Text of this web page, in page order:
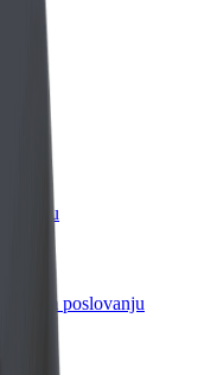
zaradu
tvojem poslovanju